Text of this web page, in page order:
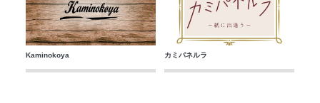
Kaminokoya カミパネルラ